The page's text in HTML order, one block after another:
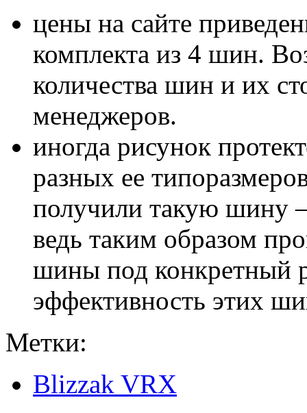
цены на сайте
комплекта из 4 шин.
количества шин и их
менеджеров.
иногда рисунок
разных ее
получили такую шину
ведь таким образом
шины под конкретный
эффективность этих
Метки:
Blizzak VRX